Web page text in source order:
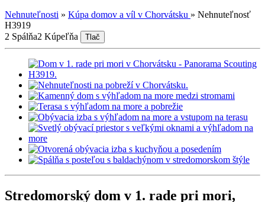
Nehnuteľnosti » Kúpa domov a víl v Chorvátsku » Nehnuteľnosť
H3919
2 Spálňa2 Kúpeľňa Tlač
Stredomorský dom v 1. rade pri mori,